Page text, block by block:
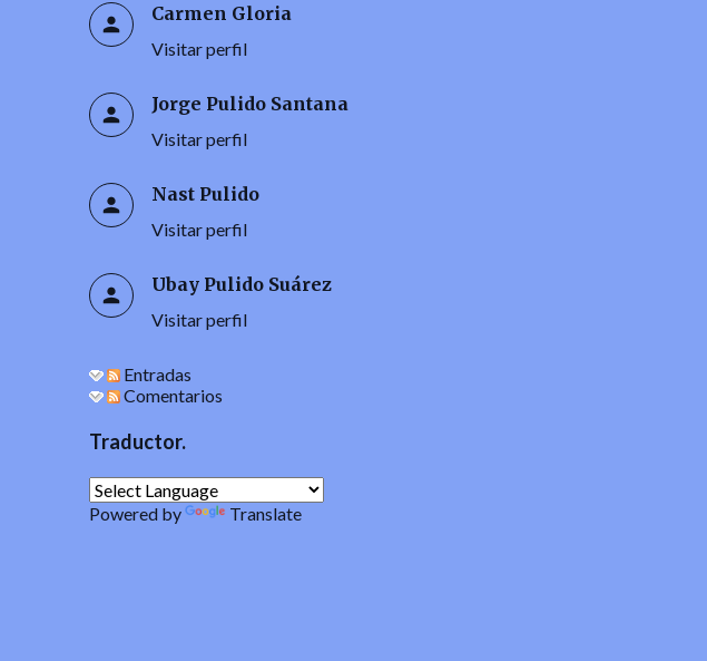
Carmen Gloria
Visitar perfil
Jorge Pulido Santana
Visitar perfil
Nast Pulido
Visitar perfil
Ubay Pulido Suárez
Visitar perfil
Entradas
Comentarios
Traductor.
Powered by Translate